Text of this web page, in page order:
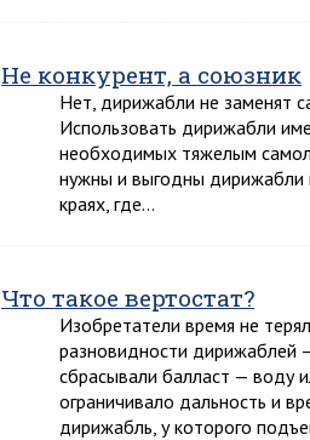
Не конкурент, а союзник
Нет, дирижабли не заменят
Использовать дирижабли
необходимых тяжелым
нужны и выгодны дирижабли
краях, где…
Что такое вертостат?
Изобретатели время не
разновидности дирижаблей
сбрасывали балласт — воду
ограничивало дальность и
дирижабль, у которого